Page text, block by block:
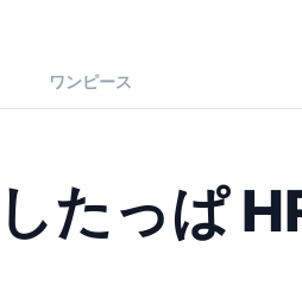
ワンピース
たっぱ